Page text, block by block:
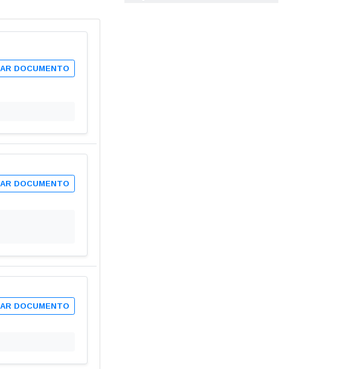
DOCUMENTO
DOCUMENTO
DOCUMENTO